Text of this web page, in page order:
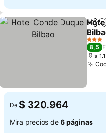
Ver
3
8,5
a
De $ 320.964
Mira precios de 6 páginas